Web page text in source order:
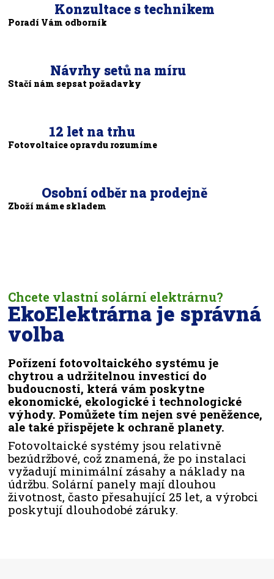
Konzultace s technikem
Poradí Vám odborník
Návrhy setů na míru
Stačí nám sepsat požadavky
12 let na trhu
Fotovoltaice opravdu rozumíme
Osobní odběr na prodejně
Zboží máme skladem
Chcete vlastní solární elektrárnu?
EkoElektrárna je správná
volba
Pořízení fotovoltaického systému je
chytrou a udržitelnou investicí do
budoucnosti, která vám poskytne
ekonomické, ekologické i technologické
výhody. Pomůžete tím nejen své peněžence,
ale také přispějete k ochraně planety.
Fotovoltaické systémy jsou relativně
bezúdržbové, což znamená, že po instalaci
vyžadují minimální zásahy a náklady na
údržbu. Solární panely mají dlouhou
životnost, často přesahující 25 let, a výrobci
poskytují dlouhodobé záruky.